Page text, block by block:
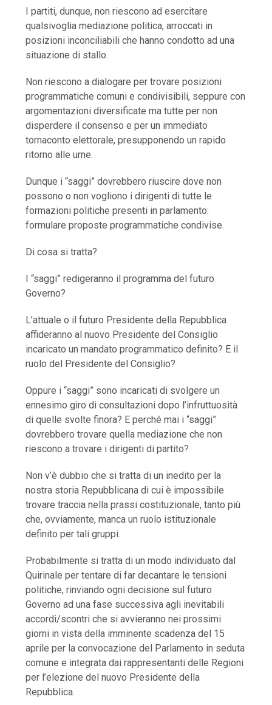
I partiti, dunque, non riescono ad esercitare
qualsivoglia mediazione politica, arroccati in
posizioni inconciliabili che hanno condotto ad una
situazione di stallo.
Non riescono a dialogare per trovare posizioni
programmatiche comuni e condivisibili, seppure con
argomentazioni diversificate ma tutte per non
disperdere il consenso e per un immediato
tornaconto elettorale, presupponendo un rapido
ritorno alle urne.
Dunque i “saggi” dovrebbero riuscire dove non
possono o non vogliono i dirigenti di tutte le
formazioni politiche presenti in parlamento:
formulare proposte programmatiche condivise.
Di cosa si tratta?
I “saggi” redigeranno il programma del futuro
Governo?
L’attuale o il futuro Presidente della Repubblica
affideranno al nuovo Presidente del Consiglio
incaricato un mandato programmatico definito? E il
ruolo del Presidente del Consiglio?
Oppure i “saggi” sono incaricati di svolgere un
ennesimo giro di consultazioni dopo l’infruttuosità
di quelle svolte finora? E perché mai i “saggi”
dovrebbero trovare quella mediazione che non
riescono a trovare i dirigenti di partito?
Non v’è dubbio che si tratta di un inedito per la
nostra storia Repubblicana di cui è impossibile
trovare traccia nella prassi costituzionale, tanto più
che, ovviamente, manca un ruolo istituzionale
definito per tali gruppi.
Probabilmente si tratta di un modo individuato dal
Quirinale per tentare di far decantare le tensioni
politiche, rinviando ogni decisione sul futuro
Governo ad una fase successiva agli inevitabili
accordi/scontri che si avvieranno nei prossimi
giorni in vista della imminente scadenza del 15
aprile per la convocazione del Parlamento in seduta
comune e integrata dai rappresentanti delle Regioni
per l’elezione del nuovo Presidente della
Repubblica.